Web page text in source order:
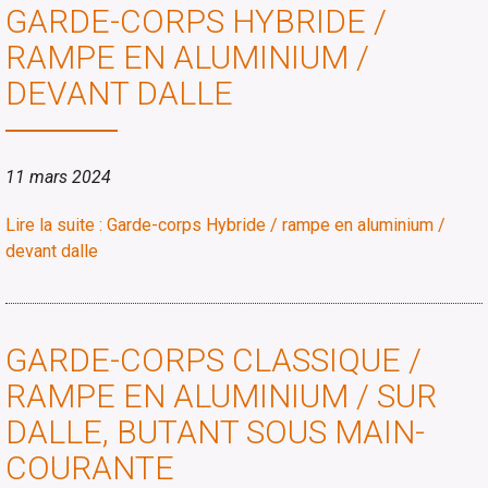
GARDE-CORPS HYBRIDE /
RAMPE EN ALUMINIUM /
DEVANT DALLE
11 mars 2024
Lire la suite : Garde-corps Hybride / rampe en aluminium /
devant dalle
GARDE-CORPS CLASSIQUE /
RAMPE EN ALUMINIUM / SUR
DALLE, BUTANT SOUS MAIN-
COURANTE